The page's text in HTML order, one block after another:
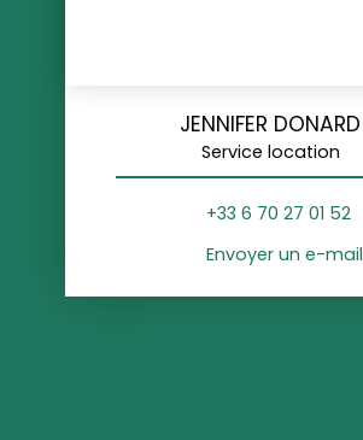
JENNIFER DONARD
Service location
+33 6 70 27 01 52
Envoyer un e-mail